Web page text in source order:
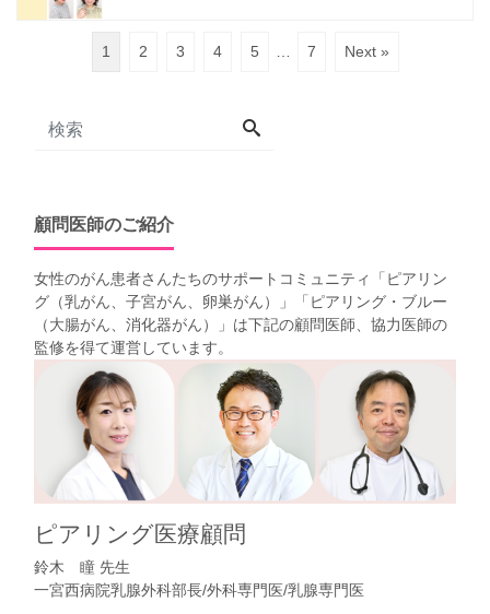
1 2 3 4 5 7 Next »
顧問医師のご紹介
女性のがん患者さんたちのサポートコミュニティ「 ピアリン
グ（乳がん、子宮がん、卵巣がん）
」「 ピアリング・ブルー
（大腸がん、消化器がん）
」は下記の顧問医師、協力医師の
監修を得て運営しています。
ピアリング医療顧問
鈴木 瞳 先生
一宮西病院乳腺外科部長/外科専門医/乳腺専門医